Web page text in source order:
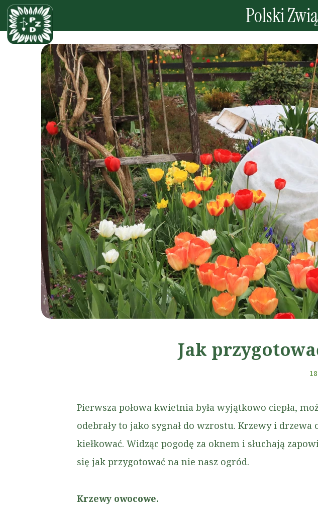
Polski
Jak
Pierwsza połowa kwietnia była wyjątkowo ciepła,
odebrały to jako sygnał do wzrostu. Krzewy i
kiełkować. Widząc pogodę za oknem i słuchają
się jak przygotować na nie nasz ogród.
Krzewy owocowe.